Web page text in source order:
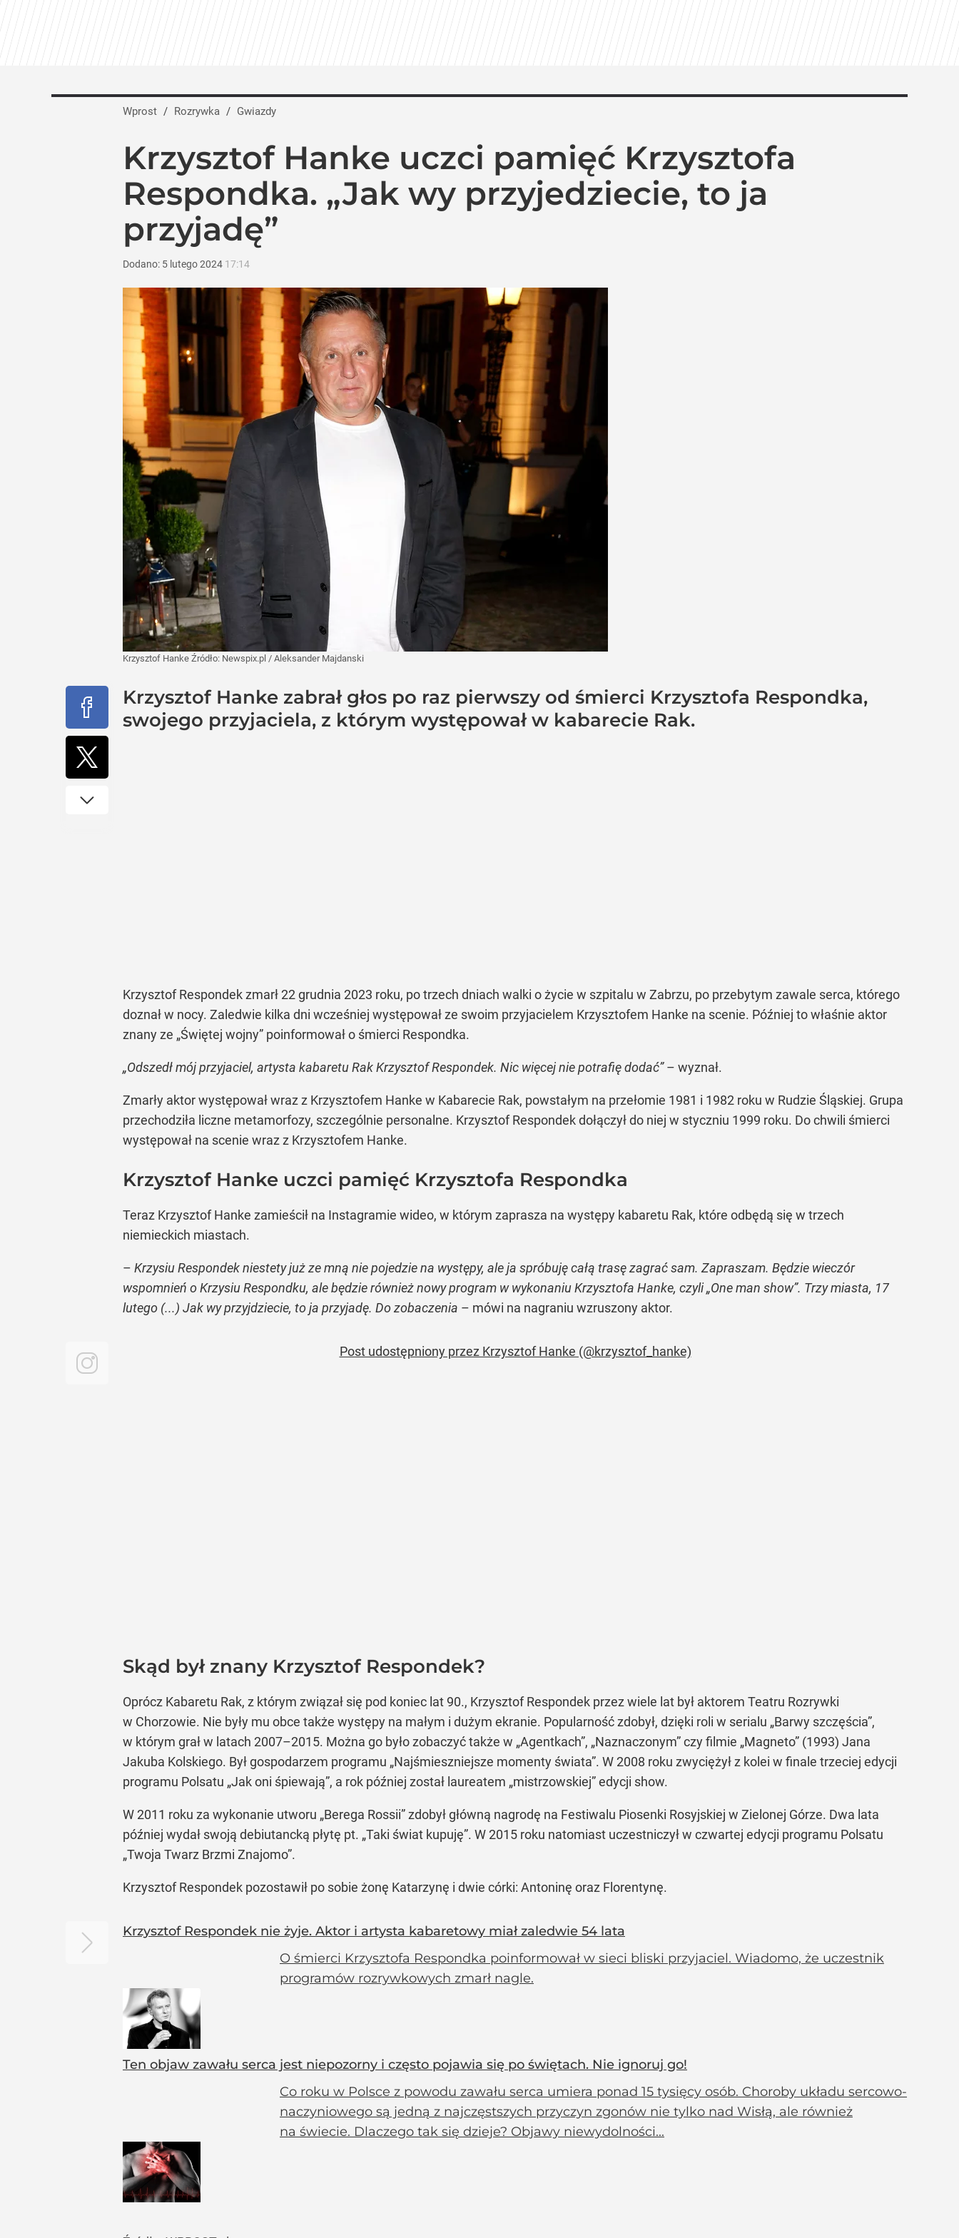
Wprost / Rozrywka / Gwiazdy
Krzysztof Hanke uczci pamięć Krzysztofa
Respondka. „Jak wy przyjedziecie, to ja
przyjadę”
Dodano: 5 lutego2024 17:14
Krzysztof Hanke Źródło: Newspix.pl / Aleksander Majdanski
Krzysztof Hanke zabrał głos po raz pierwszy od śmierci Krzysztofa Respondka,
swojego przyjaciela, z którym występował w kabarecie Rak.
Krzysztof Respondek zmarł 22 grudnia 2023 roku, po trzech dniach walki o życie w szpitalu w Zabrzu, po przebytym zawale serca, którego
doznał w nocy. Zaledwie kilka dni wcześniej występował ze swoim przyjacielem Krzysztofem Hanke na scenie. Później to właśnie aktor
znany ze „Świętej wojny” poinformował o śmierci Respondka.
„Odszedł mój przyjaciel, artysta kabaretu Rak Krzysztof Respondek. Nic więcej nie potrafię dodać”– wyznał.
Zmarły aktor występował wraz z Krzysztofem Hanke w Kabarecie Rak, powstałym na przełomie 1981 i 1982 roku w Rudzie Śląskiej. Grupa
przechodziła liczne metamorfozy, szczególnie personalne. Krzysztof Respondek dołączył do niej w styczniu 1999 roku. Do chwili śmierci
występował na scenie wraz z Krzysztofem Hanke.
Krzysztof Hanke uczci pamięć Krzysztofa Respondka
Teraz Krzysztof Hanke zamieścił na Instagramie wideo, w którym zaprasza na występy kabaretu Rak, które odbędą się w trzech
niemieckich miastach.
– Krzysiu Respondek niestety już ze mną nie pojedzie na występy, ale ja spróbuję całą trasę zagrać sam. Zapraszam. Będzie wieczór
wspomnień o Krzysiu Respondku, ale będzie również nowy program w wykonaniu Krzysztofa Hanke, czyli „One man show”. Trzy miasta, 17
lutego (...) Jak wy przyjdziecie, to ja przyjadę. Do zobaczenia – mówi na nagraniu wzruszony aktor.
Post udostępniony przez Krzysztof Hanke (@krzysztof_hanke)
Skąd był znany Krzysztof Respondek?
Oprócz Kabaretu Rak, z którym związał się pod koniec lat 90., Krzysztof Respondek przez wiele lat był aktorem Teatru Rozrywki
w Chorzowie. Nie były mu obce także występy na małym i dużym ekranie. Popularność zdobył, dzięki roli w serialu „Barwy szczęścia”,
w którym grał w latach 2007–2015. Można go było zobaczyć także w „Agentkach”, „Naznaczonym” czy filmie „Magneto” (1993) Jana
Jakuba Kolskiego. Był gospodarzem programu „Najśmieszniejsze momenty świata”. W 2008 roku zwyciężył z kolei w finale trzeciej edycji
programu Polsatu „Jak oni śpiewają”, a rok później został laureatem „mistrzowskiej” edycji show.
W 2011 roku za wykonanie utworu „Berega Rossii” zdobył główną nagrodę na Festiwalu Piosenki Rosyjskiej w Zielonej Górze. Dwa lata
później wydał swoją debiutancką płytę pt. „Taki świat kupuję”. W 2015 roku natomiast uczestniczył w czwartej edycji programu Polsatu
„Twoja Twarz Brzmi Znajomo”.
Krzysztof Respondek pozostawił po sobie żonę Katarzynę i dwie córki: Antoninę oraz Florentynę.
Krzysztof Respondek nie żyje. Aktor i artysta kabaretowy miał zaledwie 54 lata
O śmierci Krzysztofa Respondka poinformował w sieci bliski przyjaciel. Wiadomo, że uczestnik
programów rozrywkowych zmarł nagle.
Ten objaw zawału serca jest niepozorny i często pojawia się po świętach. Nie ignoruj go!
Co roku w Polsce z powodu zawału serca umiera ponad 15 tysięcy osób. Choroby układu sercowo-
naczyniowego są jedną z najczęstszych przyczyn zgonów nie tylko nad Wisłą, ale również
na świecie. Dlaczego tak się dzieje? Objawy niewydolności...